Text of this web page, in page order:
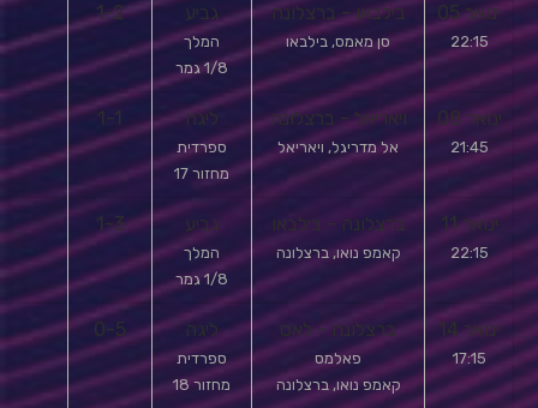
ינואר 05
22:15
בילבאו - ברצלונה
סן מאמס, בילבאו
המלך
1/8 גמר
1-2
ינואר 08
21:45
ויאריאל - ברצלונה
אל מדריגל, ויאריאל
ליגה
ספרדית
מחזור 17
1-1
ינואר 11
22:15
ברצלונה - בילבאו
קאמפ נואו, ברצלונה
גביע
המלך
1/8 גמר
1-3
ינואר 14
17:15
ברצלונה - לאס
פאלמס
קאמפ נואו, ברצלונה
ליגה
ספרדית
מחזור 18
0-5